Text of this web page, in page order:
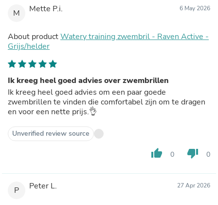
M Mette P.i. 6 May 2026
About productWatery training zwembril - Raven Active -
Grijs/helder
Ik kreeg heel goed advies over zwembrillen
Ik kreeg heel goed advies om een paar goede
zwembrillen te vinden die comfortabel zijn om te dragen
en voor een nette prijs.👌
Unverified review source
thumb_up 0 thumb_down 0
P Peter L. 27 Apr 2026